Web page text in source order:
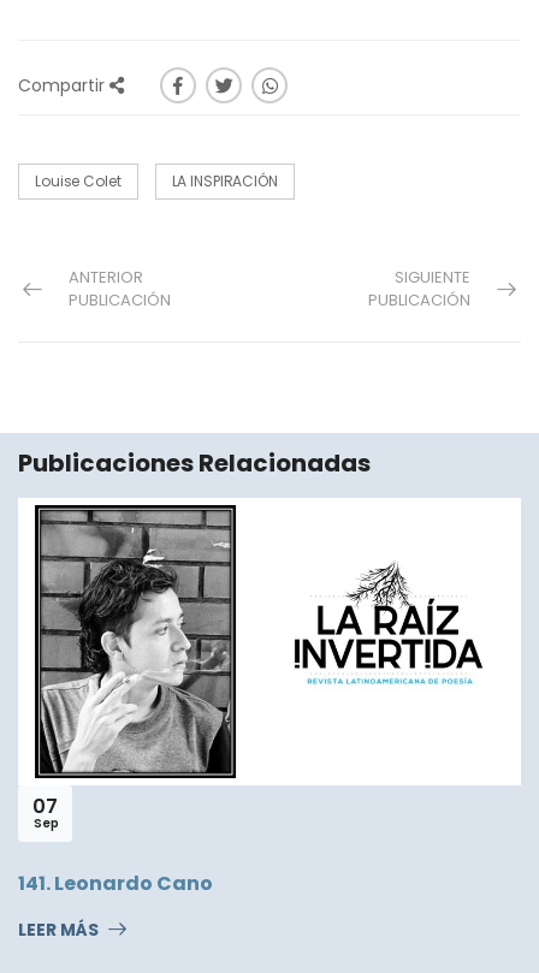
Compartir
Louise Colet LA INSPIRACIÓN
ANTERIOR
PUBLICACIÓN
SIGUIENTE
PUBLICACIÓN
Publicaciones Relacionadas
07
Sep
141. Leonardo Cano
LEER MÁS